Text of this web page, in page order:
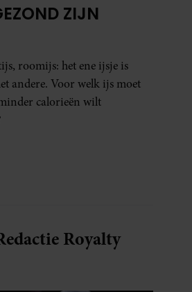
ZIJN
roomijs: het ene ijsje is
andere. Voor welk ijs moet
calorieën wilt
Royalty